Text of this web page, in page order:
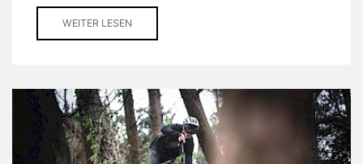
WEITER LESEN